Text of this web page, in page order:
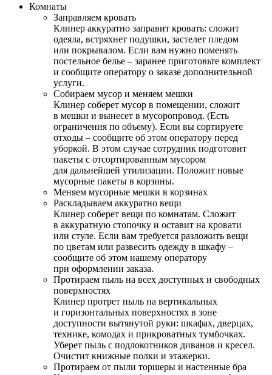
Комнаты
Заправляем кровать
Клинер аккуратно заправит кровать: сложит
одеяла, встряхнет подушки, застелет пледом
или покрывалом. Если вам нужно поменять
постельное белье – заранее приготовьте комплект
и сообщите оператору о заказе дополнительной
услуги.
Собираем мусор и меняем мешки
Клинер соберет мусор в помещении, сложит
в мешки и вынесет в мусоропровод. (Есть
ограничения по объему). Если вы сортируете
отходы – сообщите об этом оператору перед
уборкой. В этом случае сотрудник подготовит
пакеты с отсортированным мусором
для дальнейшей утилизации. Положит новые
мусорные пакеты в корзины.
Меняем мусорные мешки в корзинах
Раскладываем аккуратно вещи
Клинер соберет вещи по комнатам. Сложит
в аккуратную стопочку и оставит на кровати
или стуле. Если вам требуется разложить вещи
по цветам или развесить одежду в шкафу –
сообщите об этом нашему оператору
при оформлении заказа.
Протираем пыль на всех доступных и свободных
поверхностях
Клинер протрет пыль на вертикальных
и горизонтальных поверхностях в зоне
доступности вытянутой руки: шкафах, дверцах,
технике, комодах и прикроватных тумбочках.
Уберет пыль с подлокотников диванов и кресел.
Очистит книжные полки и этажерки.
Протираем от пыли торшеры и настенные бра